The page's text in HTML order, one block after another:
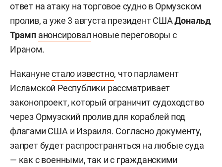
ответ на атаку на торговое судно в Ормузском
пролив, а уже 3 августа президент СШАДональд
Трамп анонсировал новые переговоры с
Ираном.
Наканунестало известно, что парламент
Исламской Республики рассматривает
законопроект, который ограничит судоходство
через Ормузский пролив для кораблей под
флагами США и Израиля. Согласно документу,
запрет будет распространяться на любые суда
— как с военными, так и с гражданскими